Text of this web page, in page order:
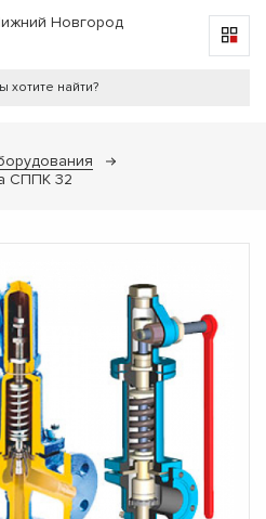
Новгород
СППК 32